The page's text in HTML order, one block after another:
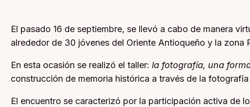
El pasado 16 de septiembre, se llevó a cabo de manera
alrededor de 30 jóvenes del Oriente Antioqueño y la zona
En esta ocasión se realizó el taller: la fotografía, una
construcción de memoria histórica a través de la
El encuentro se caracterizó por la participación activa de